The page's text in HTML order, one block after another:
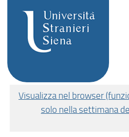
Visualizza nel browser
solo nella settimana